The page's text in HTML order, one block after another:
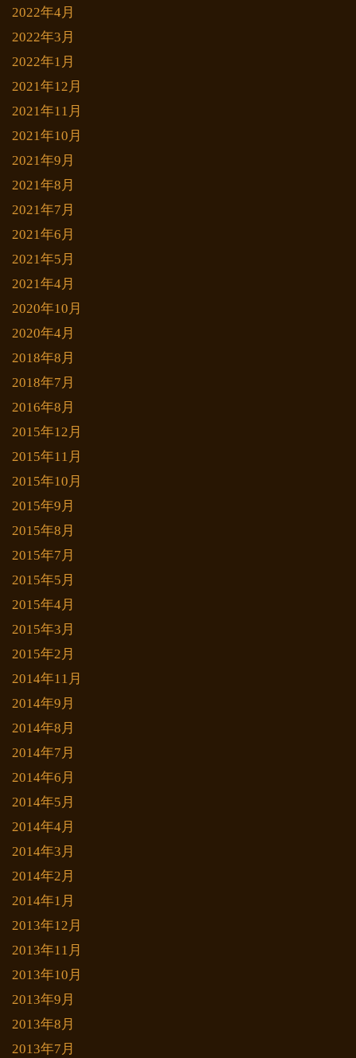
2022年4月
2022年3月
2022年1月
2021年12月
2021年11月
2021年10月
2021年9月
2021年8月
2021年7月
2021年6月
2021年5月
2021年4月
2020年10月
2020年4月
2018年8月
2018年7月
2016年8月
2015年12月
2015年11月
2015年10月
2015年9月
2015年8月
2015年7月
2015年5月
2015年4月
2015年3月
2015年2月
2014年11月
2014年9月
2014年8月
2014年7月
2014年6月
2014年5月
2014年4月
2014年3月
2014年2月
2014年1月
2013年12月
2013年11月
2013年10月
2013年9月
2013年8月
2013年7月